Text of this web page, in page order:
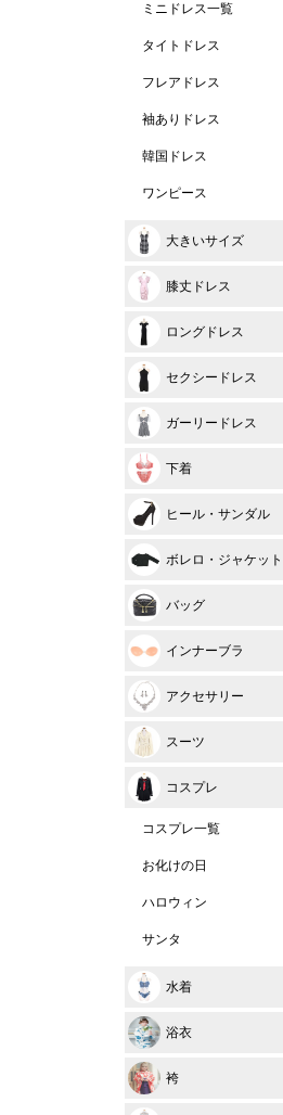
ミニドレス一覧
タイトドレス
フレアドレス
袖ありドレス
韓国ドレス
ワンピース
大きいサイズ
膝丈ドレス
ロングドレス
セクシードレス
ガーリードレス
下着
ヒール・サンダル
ボレロ・ジャケット
バッグ
インナーブラ
アクセサリー
スーツ
コスプレ
コスプレ一覧
お化けの日
ハロウィン
サンタ
水着
浴衣
袴